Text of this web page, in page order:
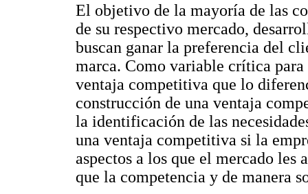
El objetivo de la mayoría de las
de su respectivo mercado,
buscan ganar la preferencia del
marca. Como variable crítica
ventaja competitiva que lo
construcción de una ventaja
la identificación de las
una ventaja competitiva si la
aspectos a los que el mercado
que la competencia y de manera